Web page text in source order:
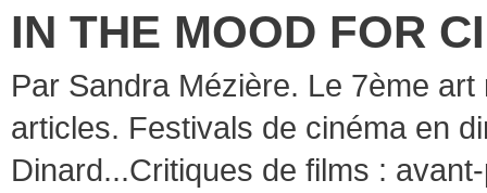
IN THE MOOD FOR
Par Sandra Mézière. Le 7ème
articles. Festivals de cinéma en
Dinard...Critiques de films :